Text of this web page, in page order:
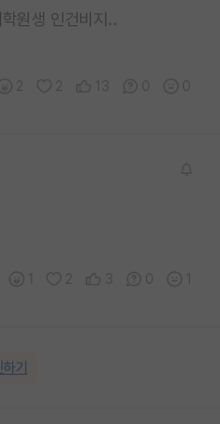
원생 인건비지..
기